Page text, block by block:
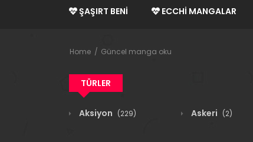
ŞAŞIRT BENI ECCHI MANGALAR
Home Güncel manga oku
TÜRLER
Aksiyon (229) Askeri (2)